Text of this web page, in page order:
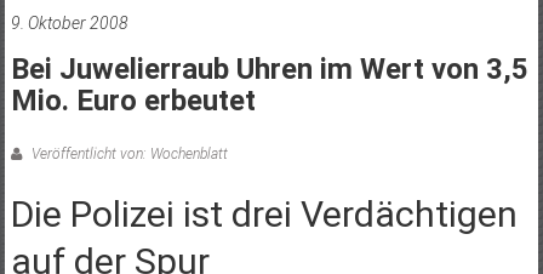
9. Oktober 2008
Bei Juwelierraub Uhren im Wert von 3,5
Mio. Euro erbeutet
Veröffentlicht von: Wochenblatt
Die Polizei ist drei Verdächtigen
auf der Spur